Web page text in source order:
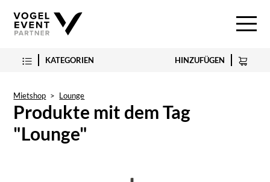
KATEGORIEN HINZUFÜGEN
Mietshop > Lounge
Produkte mit dem Tag
"Lounge"